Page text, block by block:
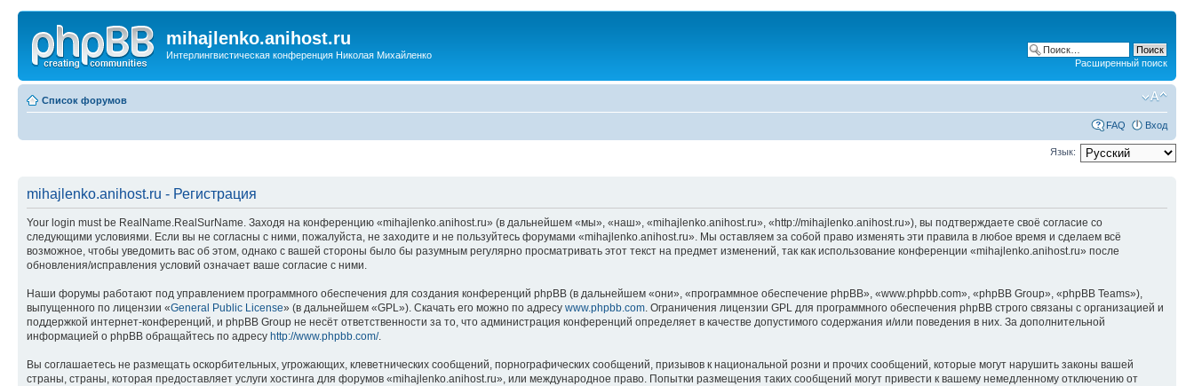
mihajlenko.anihost.ru
Интерлингвистическая конференция Николая Михайленко
Расширенный поиск
Список форумов
FAQ Вход
Язык:
mihajlenko.anihost.ru - Регистрация
Your login must be RealName.RealSurName. Заходя на конференцию «mihajlenko.anihost.ru» (в дальнейшем «мы», «наш», «mihajlenko.anihost.ru», «http://mihajlenko.anihost.ru»), вы подтверждаете своё согласие со
следующими условиями. Если вы не согласны с ними, пожалуйста, не заходите и не пользуйтесь форумами «mihajlenko.anihost.ru». Мы оставляем за собой право изменять эти правила в любое время и сделаем всё
возможное, чтобы уведомить вас об этом, однако с вашей стороны было бы разумным регулярно просматривать этот текст на предмет изменений, так как использование конференции «mihajlenko.anihost.ru» после
обновления/исправления условий означает ваше согласие с ними.
Наши форумы работают под управлением программного обеспечения для создания конференций phpBB (в дальнейшем «они», «программное обеспечение phpBB», «www.phpbb.com», «phpBB Group», «phpBB Teams»),
выпущенного по лицензии «General Public License» (в дальнейшем «GPL»). Скачать его можно по адресу www.phpbb.com. Ограничения лицензии GPL для программного обеспечения phpBB строго связаны с организацией и
поддержкой интернет-конференций, и phpBB Group не несёт ответственности за то, что администрация конференций определяет в качестве допустимого содержания и/или поведения в них. За дополнительной
информацией о phpBB обращайтесь по адресу http://www.phpbb.com/.
Вы соглашаетесь не размещать оскорбительных, угрожающих, клеветнических сообщений, порнографических сообщений, призывов к национальной розни и прочих сообщений, которые могут нарушить законы вашей
страны, страны, которая предоставляет услуги хостинга для форумов «mihajlenko.anihost.ru», или международное право. Попытки размещения таких сообщений могут привести к вашему немедленному отключению от